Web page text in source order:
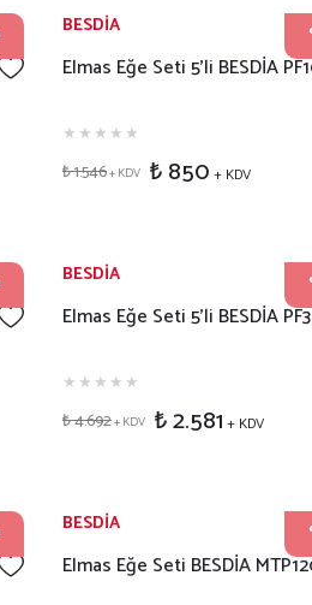
BESDİA
Elmas Eğe Seti 5'li BESDİA
₺ 1.546+ KDV ₺ 850 + KDV
BESDİA
Elmas Eğe Seti 5'li BESDİA
₺ 4.692+ KDV ₺ 2.581 + KDV
BESDİA
Elmas Eğe Seti BESDİA